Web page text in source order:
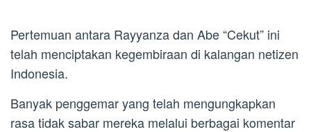
Pertemuan antara Rayyanza dan Abe “Cekut” ini
telah menciptakan kegembiraan di kalangan netizen
Indonesia.
Banyak penggemar yang telah mengungkapkan
rasa tidak sabar mereka melalui berbagai komentar